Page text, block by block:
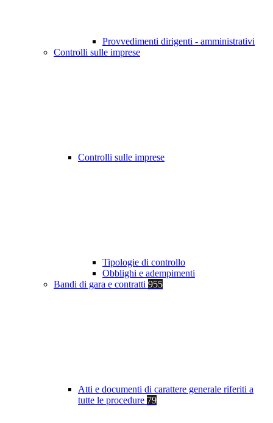
Provvedimenti dirigenti - amministrativi
Controlli sulle imprese
Controlli sulle imprese
Tipologie di controllo
Obblighi e adempimenti
Bandi di gara e contratti 955
Atti e documenti di carattere generale riferiti a
tutte le procedure 79